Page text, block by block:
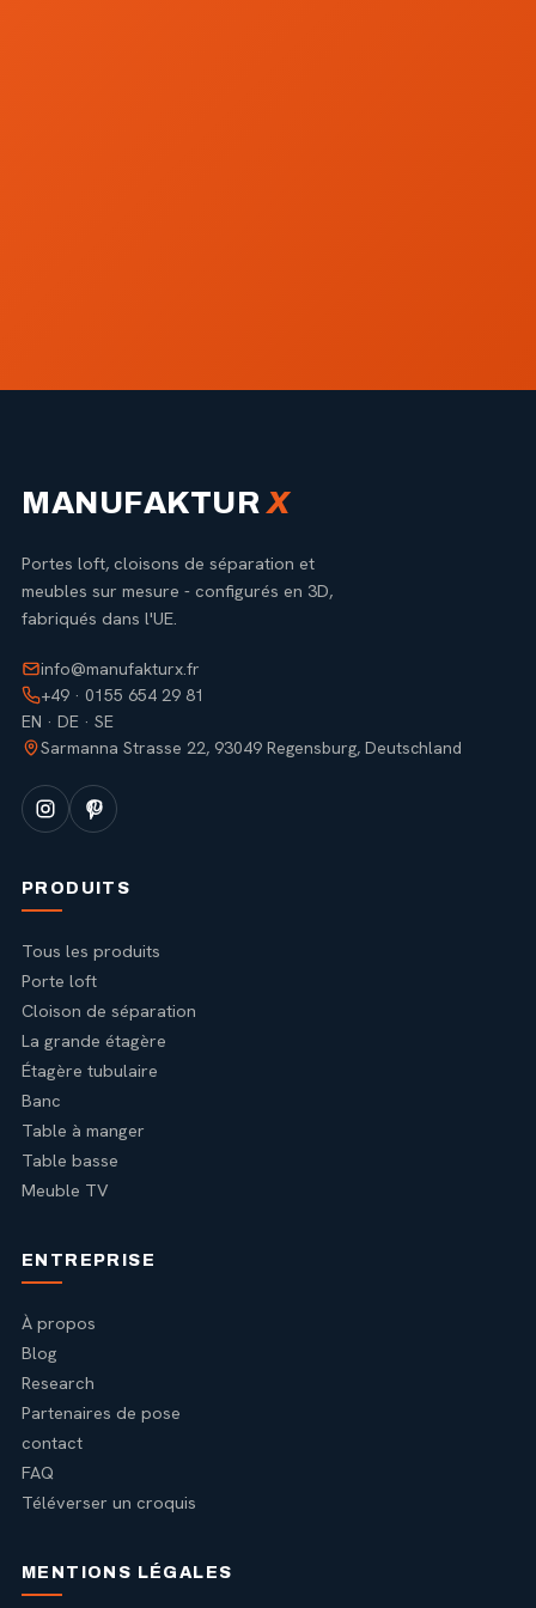
MANUFAKTUR X
Portes loft, cloisons de séparation et
meubles sur mesure - configurés en 3D,
fabriqués dans l'UE.
info@manufakturx.fr
+49 · 0155 654 29 81
EN · DE · SE
Sarmanna Strasse 22, 93049 Regensburg, Deutschland
PRODUITS
Tous les produits
Porte loft
Cloison de séparation
La grande étagère
Étagère tubulaire
Banc
Table à manger
Table basse
Meuble TV
ENTREPRISE
À propos
Blog
Research
Partenaires de pose
contact
FAQ
Téléverser un croquis
MENTIONS LÉGALES